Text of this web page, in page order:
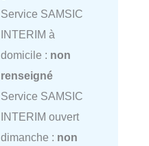
Service SAMSIC
INTERIM à
domicile : non
renseigné
Service SAMSIC
INTERIM ouvert
dimanche : non